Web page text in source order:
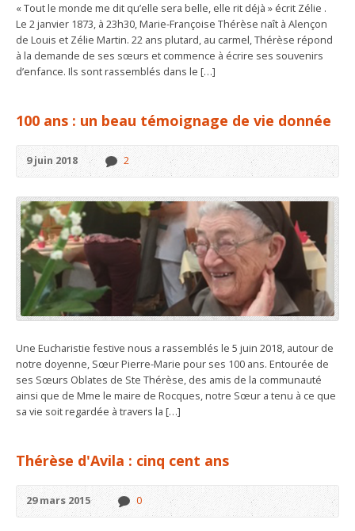
« Tout le monde me dit qu’elle sera belle, elle rit déjà » écrit Zélie .
Le 2 janvier 1873, à 23h30, Marie-Françoise Thérèse naît à Alençon
de Louis et Zélie Martin. 22 ans plutard, au carmel, Thérèse répond
à la demande de ses sœurs et commence à écrire ses souvenirs
d’enfance. Ils sont rassemblés dans le […]
100 ans : un beau témoignage de vie donnée
9 juin 2018 2
Une Eucharistie festive nous a rassemblés le 5 juin 2018, autour de
notre doyenne, Sœur Pierre-Marie pour ses 100 ans. Entourée de
ses Sœurs Oblates de Ste Thérèse, des amis de la communauté
ainsi que de Mme le maire de Rocques, notre Sœur a tenu à ce que
sa vie soit regardée à travers la […]
Thérèse d'Avila : cinq cent ans
29 mars 2015 0